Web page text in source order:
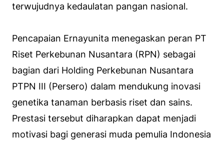
terwujudnya kedaulatan pangan nasional.
Pencapaian Ernayunita menegaskan peran PT
Riset Perkebunan Nusantara (RPN) sebagai
bagian dari Holding Perkebunan Nusantara
PTPN III (Persero) dalam mendukung inovasi
genetika tanaman berbasis riset dan sains.
Prestasi tersebut diharapkan dapat menjadi
motivasi bagi generasi muda pemulia Indonesia